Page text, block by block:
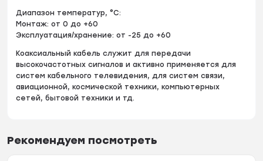
Диапазон температур, °С:
Монтаж: от 0 до +60
Эксплуатация/хранение: от -25 до +60
Коаксиальный кабель служит для передачи
высокочастотных сигналов и активно применяется для
систем кабельного телевидения, для систем связи,
авиационной, космической техники, компьютерных
сетей, бытовой техники и тд.
Рекомендуем посмотреть